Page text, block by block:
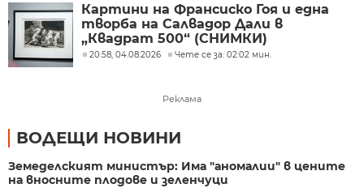
Картини на Франсиско Гоя и една
творба на Салвадор Дали в
„Квадрат 500“ (СНИМКИ)
20:58, 04.08.2026 Чете се за: 02:02 мин.
Реклама
ВОДЕЩИ НОВИНИ
Земеделският министър: Има "аномалии" в цените
на вносните плодове и зеленчуци